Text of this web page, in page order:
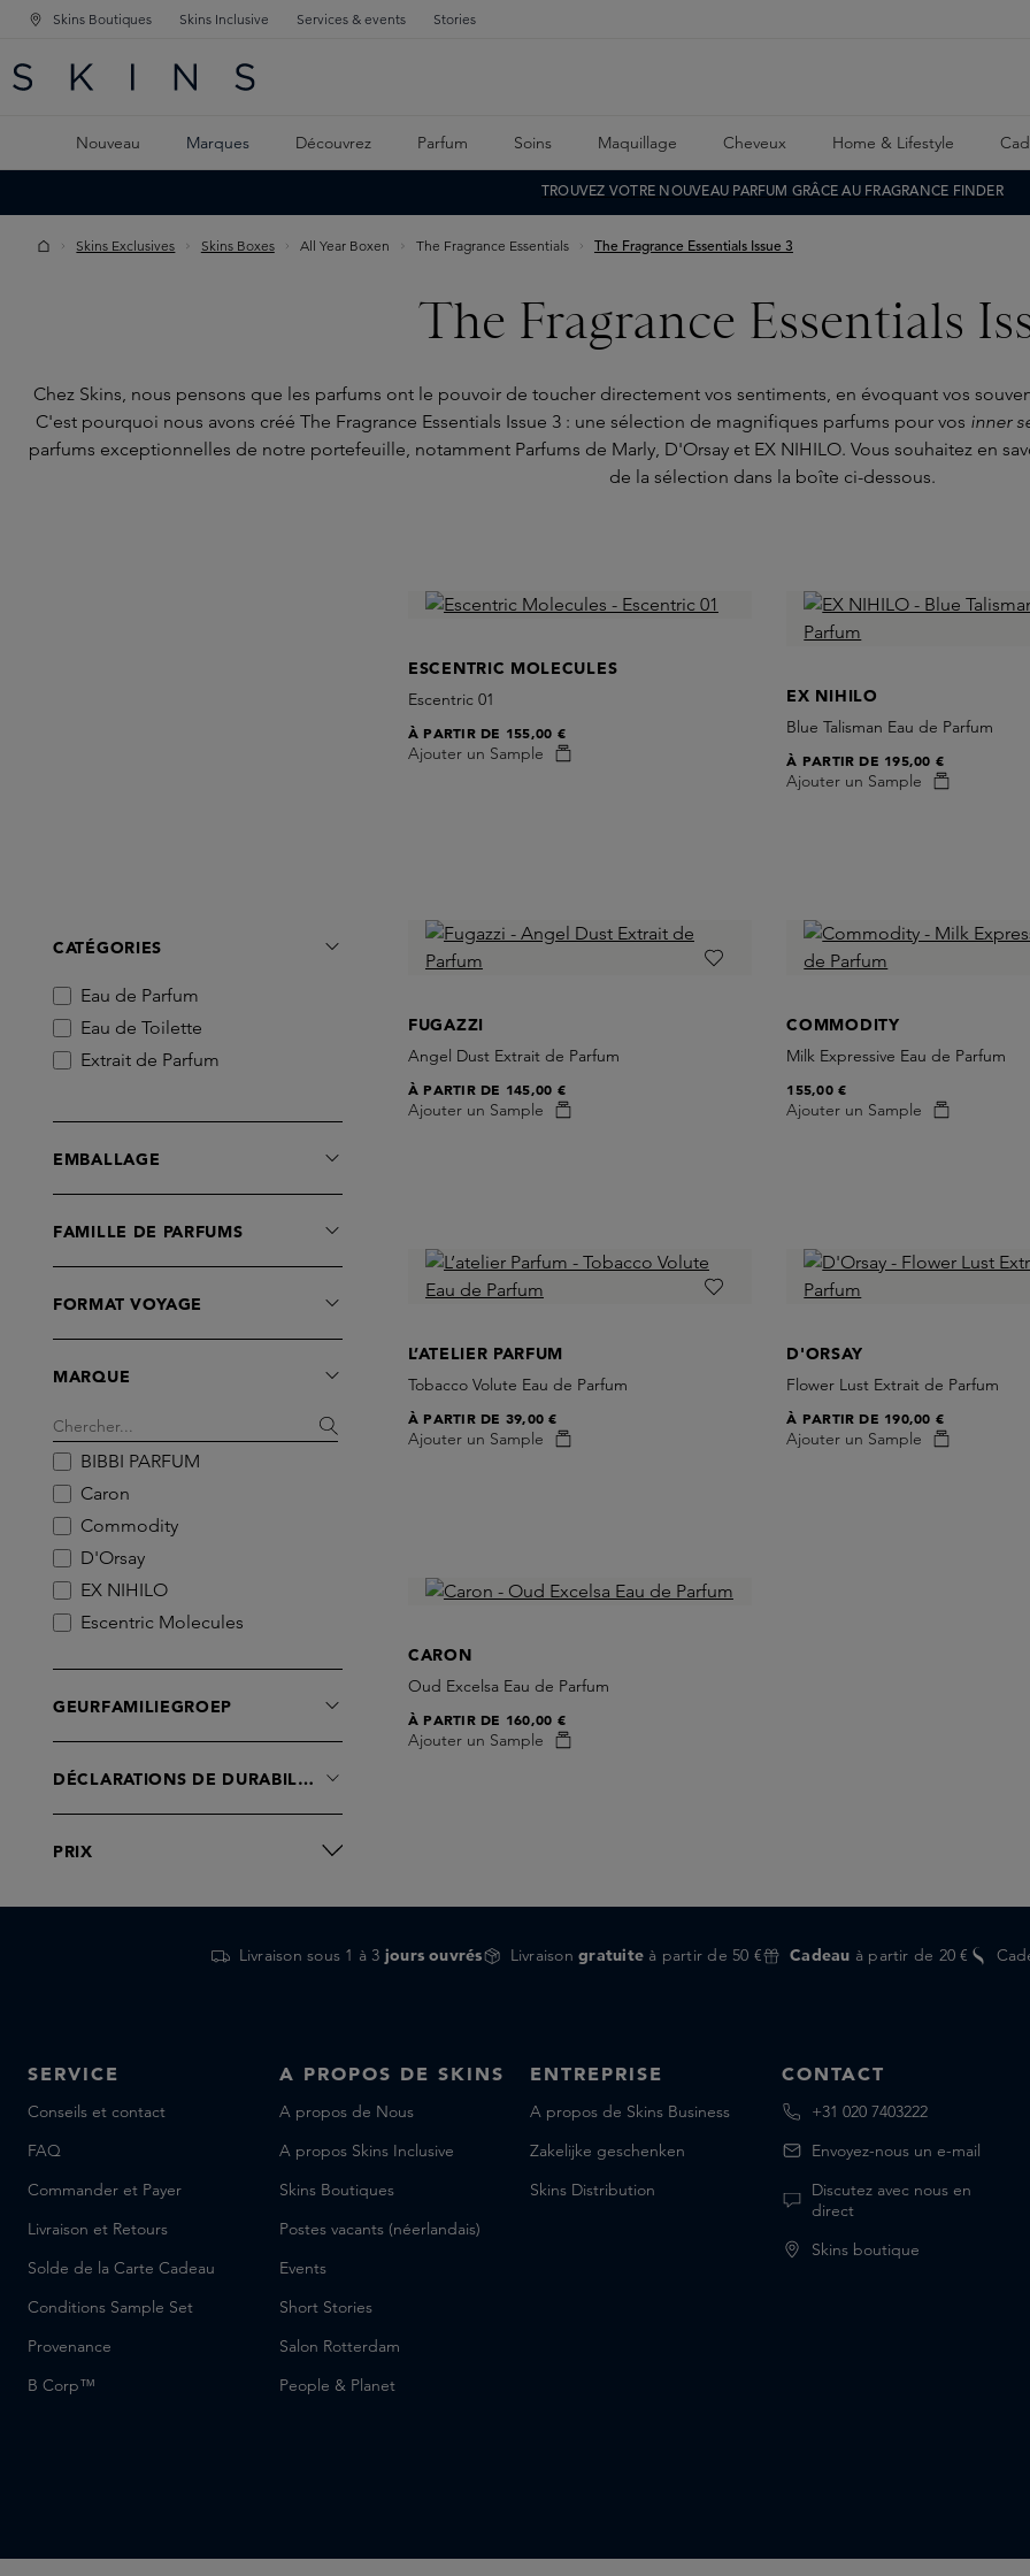
PRINCIPALE
CONTENU PRINCIPAL
Skins Boutiques Skins Inclusive Services & events Stories
Nouveau Marques Découvrez Parfum Soins Maquillage Cheveux Home & Lifestyle
TROUVEZ VOTRE NOUVEAU PARFUM GRÂCE AU FRAGRANCE FINDER
Skins Exclusives Skins Boxes All Year Boxen The Fragrance Essentials The Fragrance Essentials Issue 3
The Fragrance Essentials
Chez Skins, nous pensons que les parfums ont le pouvoir de toucher directement vos sentiments, en évoquant vos
C'est pourquoi nous avons créé The Fragrance Essentials Issue 3 : une sélection de magnifiques parfums pour vos inner
parfums exceptionnelles de notre portefeuille, notamment Parfums de Marly, D'Orsay et EX NIHILO. Vous souhaitez en
de la sélection dans la boîte ci-dessous.
CATÉGORIES
Eau de Parfum
Eau de Toilette
Extrait de Parfum
EMBALLAGE
FAMILLE DE PARFUMS
FORMAT VOYAGE
MARQUE
BIBBI PARFUM
Caron
Commodity
D'Orsay
EX NIHILO
Escentric Molecules
L’atelier Parfum
GEURFAMILIEGROEP
DÉCLARATIONS DE DURABILITÉ
PRIX
ESCENTRIC MOLECULES
Escentric 01
Ajouter un Sample
À PARTIR DE 155,00 €
EX NIHILO
Blue Talisman Eau de Parfum
Ajouter un Sample
À PARTIR DE 195,00 €
FUGAZZI
Angel Dust Extrait de Parfum
Ajouter un Sample
À PARTIR DE 145,00 €
COMMODITY
Milk Expressive Eau de Parfum
Ajouter un Sample
155,00 €
L’ATELIER PARFUM
Tobacco Volute Eau de Parfum
Ajouter un Sample
À PARTIR DE 39,00 €
D'ORSAY
Flower Lust Extrait de Parfum
Ajouter un Sample
À PARTIR DE 190,00 €
CARON
Oud Excelsa Eau de Parfum
Ajouter un Sample
À PARTIR DE 160,00 €
Livraison sous 1 à 3 jours ouvrés Livraisongratuite à partir de 50 € Cadeau à partir de 20 €
SERVICE
Conseils et contact
FAQ
Commander et Payer
Livraison et Retours
Solde de la Carte Cadeau
Conditions Sample Set
Provenance
B Corp™
A PROPOS DE SKINS
A propos de Nous
A propos Skins Inclusive
Skins Boutiques
Postes vacants (néerlandais)
Events
Short Stories
Salon Rotterdam
People & Planet
ENTREPRISE
A propos de Skins Business
Zakelijke geschenken
Skins Distribution
CONTACT
+31 020 7403222
Envoyez-nous un e-mail
Discutez avec nous en
direct
Skins boutique